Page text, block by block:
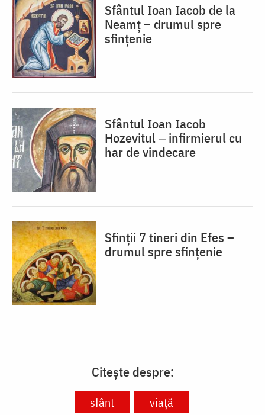
Sfântul Ioan Iacob de la
Neamț – drumul spre
sfințenie
Sfântul Ioan Iacob
Hozevitul ‒ infirmierul cu
har de vindecare
Sfinții 7 tineri din Efes –
drumul spre sfințenie
Citește despre:
sfânt viață